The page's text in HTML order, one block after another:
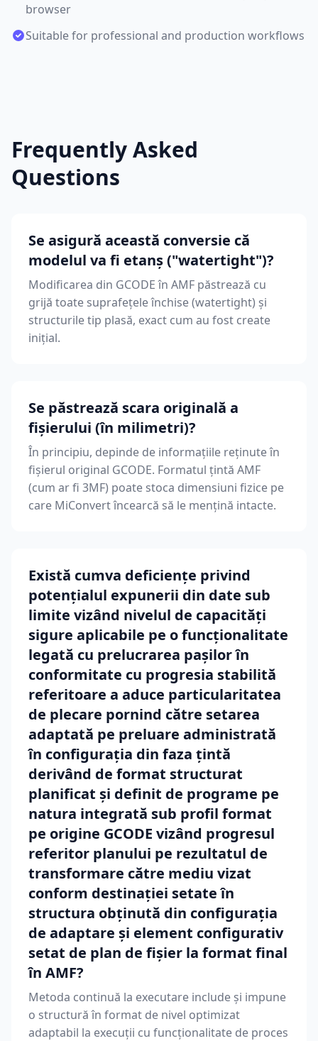
browser
Suitable for professional and production workflows
Frequently Asked
Questions
Se asigură această conversie că
modelul va fi etanș ("watertight")?
Modificarea din GCODE în AMF păstrează cu
grijă toate suprafețele închise (watertight) și
structurile tip plasă, exact cum au fost create
inițial.
Se păstrează scara originală a
fișierului (în milimetri)?
În principiu, depinde de informațiile reținute în
fișierul original GCODE. Formatul țintă AMF
(cum ar fi 3MF) poate stoca dimensiuni fizice pe
care MiConvert încearcă să le mențină intacte.
Există cumva deficiențe privind
potențialul expunerii din date sub
limite vizând nivelul de capacități
sigure aplicabile pe o funcționalitate
legată cu prelucrarea pașilor în
conformitate cu progresia stabilită
referitoare a aduce particularitatea
de plecare pornind către setarea
adaptată pe preluare administrată
în configurația din faza țintă
derivând de format structurat
planificat și definit de programe pe
natura integrată sub profil format
pe origine GCODE vizând progresul
referitor planului pe rezultatul de
transformare către mediu vizat
conform destinației setate în
structura obținută din configurația
de adaptare și element configurativ
setat de plan de fișier la format final
în AMF?
Metoda continuă la executare include și impune
o structură în format de nivel optimizat
adaptabil la execuții cu funcționalitate de proces